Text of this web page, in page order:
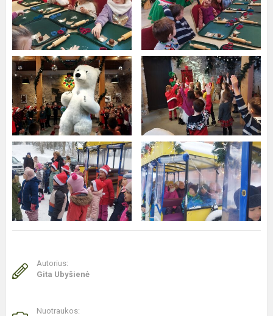
Autorius:
Gita Ubyšienė
Nuotraukos: